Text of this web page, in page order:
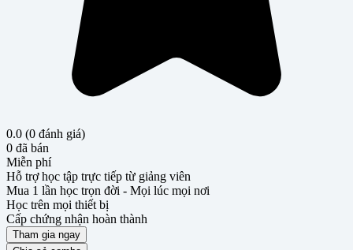
0.0 (0 đánh giá)
0 đã bán
Miễn phí
Hỗ trợ học tập trực tiếp từ giảng viên
Mua 1 lần học trọn đời - Mọi lúc mọi nơi
Học trên mọi thiết bị
Cấp chứng nhận hoàn thành
Tham gia ngay